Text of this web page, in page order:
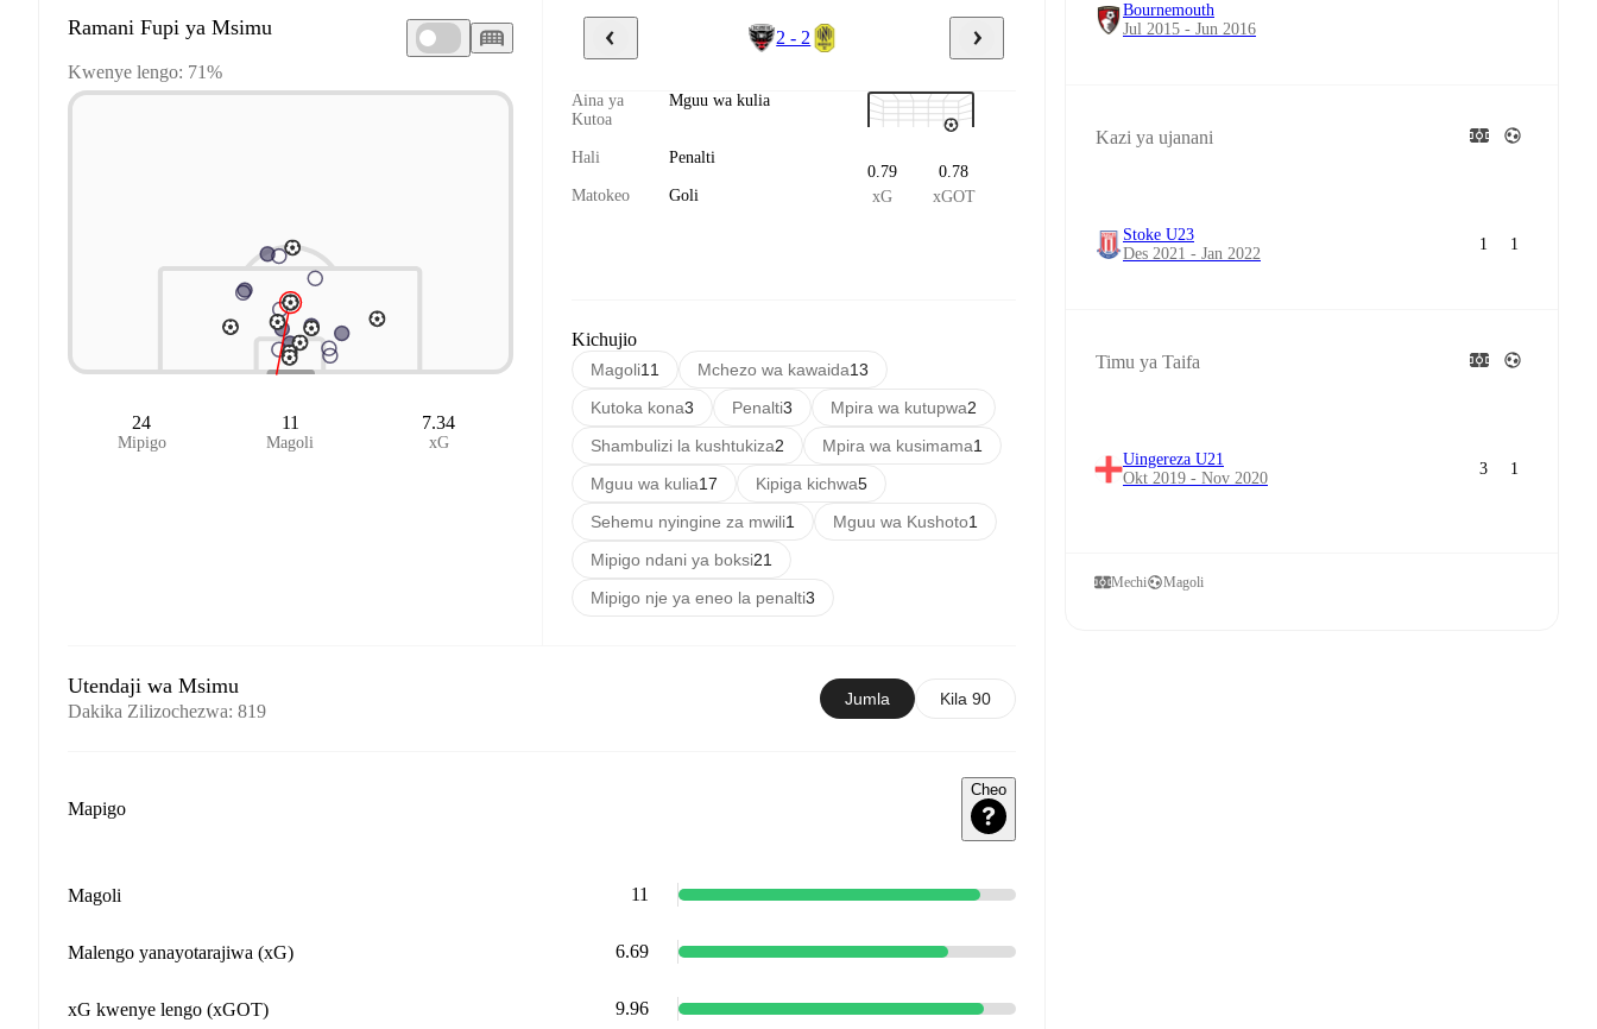
Ramani Fupi ya Msimu
Kwenye lengo: 71%
24
Mipigo
11
Magoli
7.34
xG
2 - 2
Aina ya
Kutoa
Mguu wa kulia
Hali Penalti
Matokeo Goli
0.79
xG
0.78
xGOT
Kichujio
Magoli11 Mchezo wa kawaida13
Kutoka kona3 Penalti3 Mpira wa kutupwa2
Shambulizi la kushtukiza2 Mpira wa kusimama1
Mguu wa kulia17 Kipiga kichwa5
Sehemu nyingine za mwili1 Mguu wa Kushoto1
Mipigo ndani ya boksi21
Mipigo nje ya eneo la penalti3
Utendaji wa Msimu
Dakika Zilizochezwa: 819
Jumla Kila 90
Mapigo
Cheo
Magoli 11
Malengo yanayotarajiwa (xG) 6.69
xG kwenye lengo (xGOT) 9.96
Bournemouth
Jul 2015 - Jun 2016
Kazi ya ujanani
Stoke U23
Des 2021 - Jan 2022
1 1
Timu ya Taifa
Uingereza U21
Okt 2019 - Nov 2020
3 1
Mechi Magoli